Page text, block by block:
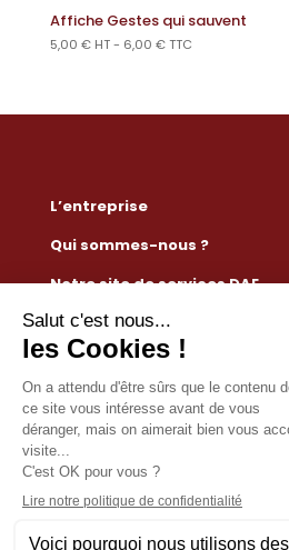
Affiche Gestes qui sauvent
5,00 € HT - 6,00 €TTC
L’entreprise
Qui sommes-nous ?
Notre site de services DAE
Règlementation défibrillateur
Nous contacter
Mention légales
Conditions générales de vente
Paiement sécurisé